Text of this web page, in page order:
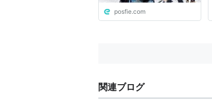
posfie.com
関連ブログ